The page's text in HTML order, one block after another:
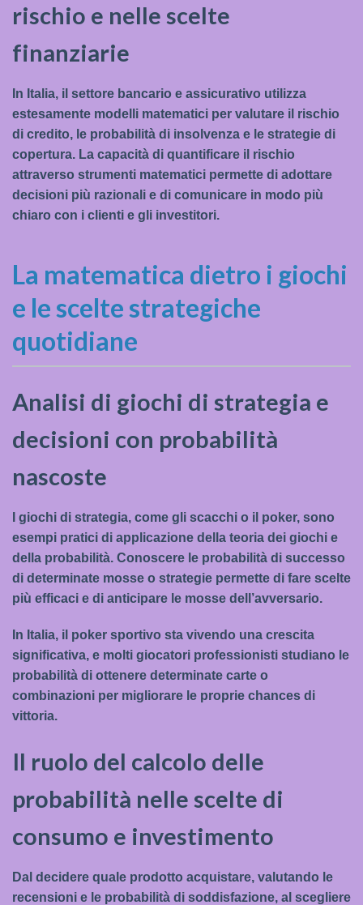
rischio e nelle scelte
finanziarie
In Italia, il settore bancario e assicurativo utilizza
estesamente modelli matematici per valutare il rischio
di credito, le probabilità di insolvenza e le strategie di
copertura. La capacità di quantificare il rischio
attraverso strumenti matematici permette di adottare
decisioni più razionali e di comunicare in modo più
chiaro con i clienti e gli investitori.
La matematica dietro i giochi
e le scelte strategiche
quotidiane
Analisi di giochi di strategia e
decisioni con probabilità
nascoste
I giochi di strategia, come gli scacchi o il poker, sono
esempi pratici di applicazione della teoria dei giochi e
della probabilità. Conoscere le probabilità di successo
di determinate mosse o strategie permette di fare scelte
più efficaci e di anticipare le mosse dell’avversario.
In Italia, il poker sportivo sta vivendo una crescita
significativa, e molti giocatori professionisti studiano le
probabilità di ottenere determinate carte o
combinazioni per migliorare le proprie chances di
vittoria.
Il ruolo del calcolo delle
probabilità nelle scelte di
consumo e investimento
Dal decidere quale prodotto acquistare, valutando le
recensioni e le probabilità di soddisfazione, al scegliere